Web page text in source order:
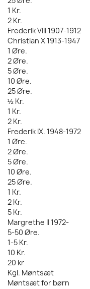
1 Kr.
2 Kr.
Frederik VIII 1907-1912
Christian X 1913-1947
1 Øre.
2 Øre.
5 Øre.
10 Øre.
25 Øre.
½ Kr.
1 Kr.
2 Kr.
Frederik IX. 1948-1972
1 Øre.
2 Øre.
5 Øre.
10 Øre.
25 Øre.
1 Kr.
2 Kr.
5 Kr.
Margrethe II 1972-
5-50 Øre.
1-5 Kr.
10 Kr.
20 kr
Kgl. Møntsæt
Møntsæt for børn